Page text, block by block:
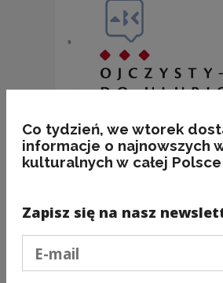
Co tydzień, we wtorek
informacje o najnowszych
kulturalnych w całej
Zapisz się na nasz